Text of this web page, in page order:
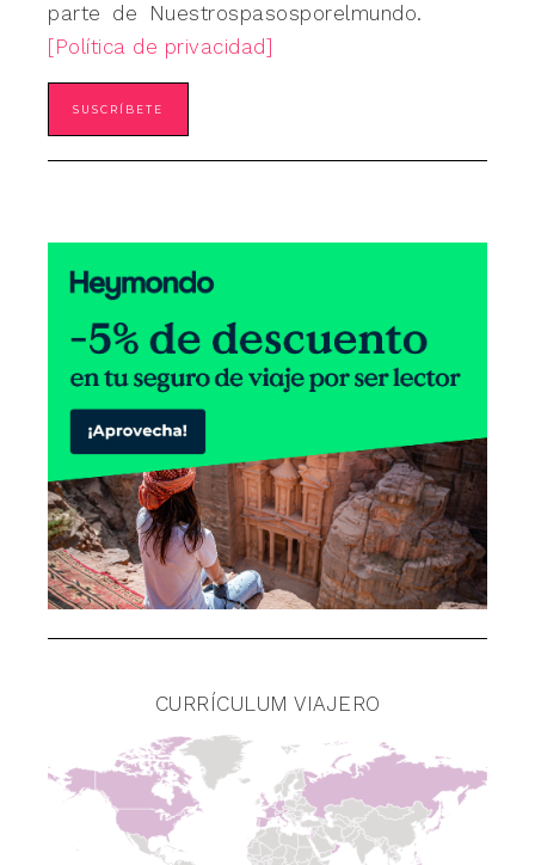
parte de Nuestrospasosporelmundo.
[Política de privacidad]
CURRÍCULUM VIAJERO